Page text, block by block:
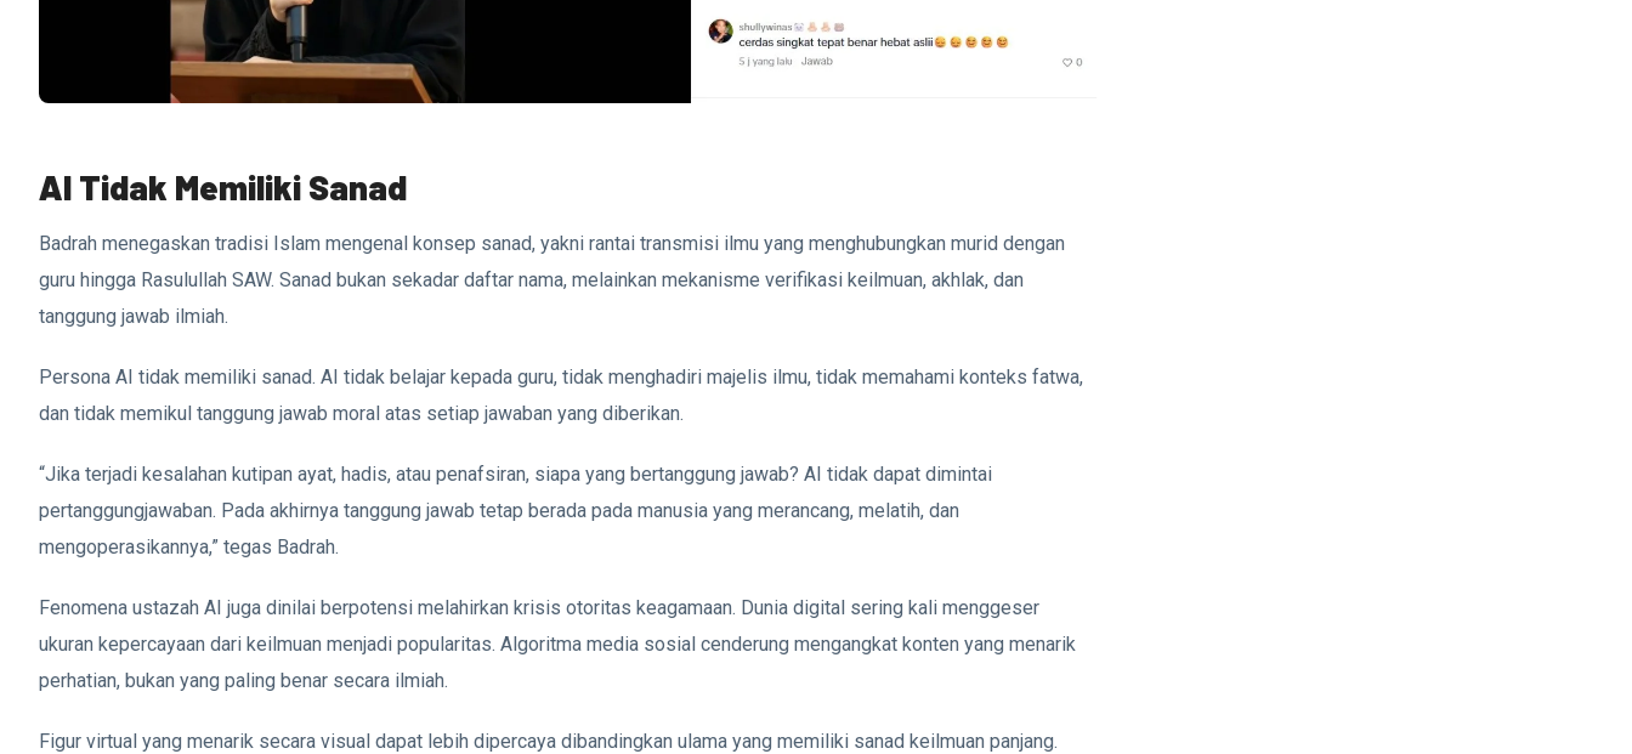
AI Tidak Memiliki Sanad
Badrah menegaskan tradisi Islam mengenal konsep sanad, yakni rantai transmisi ilmu yang menghubungkan murid dengan
guru hingga Rasulullah SAW. Sanad bukan sekadar daftar nama, melainkan mekanisme verifikasi keilmuan, akhlak, dan
tanggung jawab ilmiah.
Persona AI tidak memiliki sanad. AI tidak belajar kepada guru, tidak menghadiri majelis ilmu, tidak memahami konteks fatwa,
dan tidak memikul tanggung jawab moral atas setiap jawaban yang diberikan.
“Jika terjadi kesalahan kutipan ayat, hadis, atau penafsiran, siapa yang bertanggung jawab? AI tidak dapat dimintai
pertanggungjawaban. Pada akhirnya tanggung jawab tetap berada pada manusia yang merancang, melatih, dan
mengoperasikannya,” tegas Badrah.
Fenomena ustazah AI juga dinilai berpotensi melahirkan krisis otoritas keagamaan. Dunia digital sering kali menggeser
ukuran kepercayaan dari keilmuan menjadi popularitas. Algoritma media sosial cenderung mengangkat konten yang menarik
perhatian, bukan yang paling benar secara ilmiah.
Figur virtual yang menarik secara visual dapat lebih dipercaya dibandingkan ulama yang memiliki sanad keilmuan panjang.